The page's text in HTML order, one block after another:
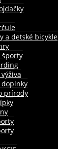
a detské bicykle
športy
doplnky
prírody